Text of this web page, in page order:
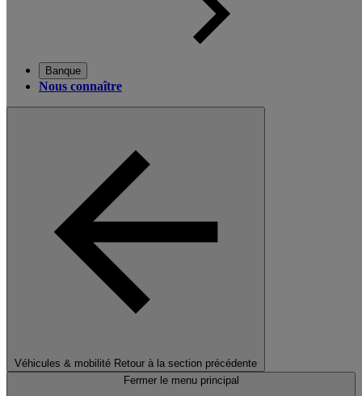
Banque
Nous connaître
Véhicules & mobilité Retour à la section précédente
Fermer le menu principal